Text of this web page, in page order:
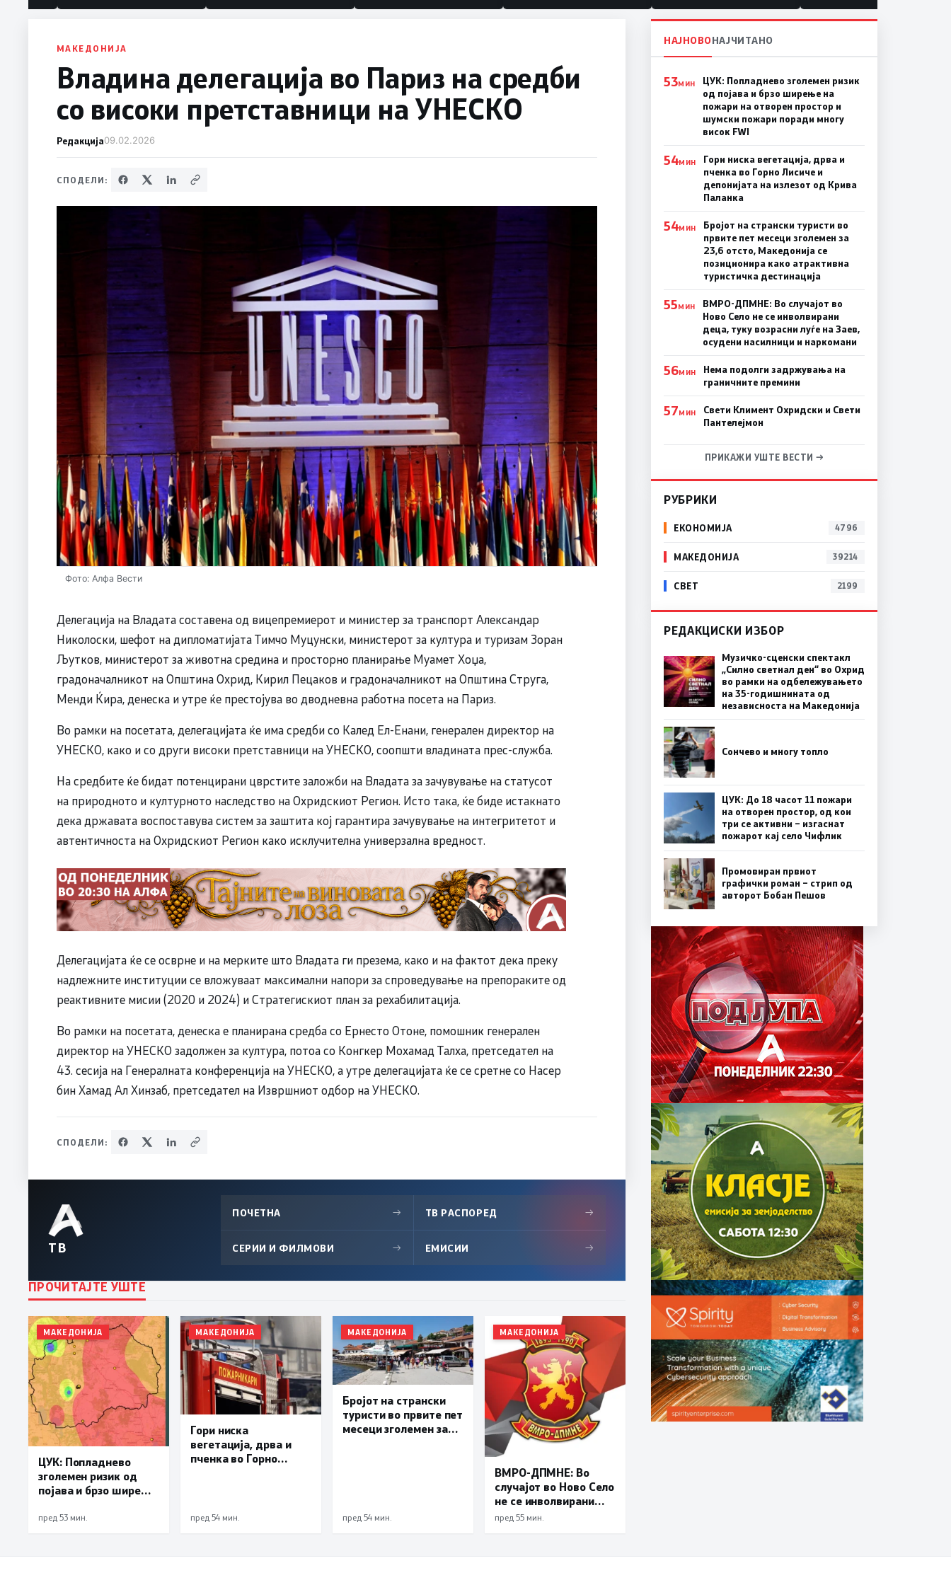
МАКЕДОНИЈА
Владина делегација во Париз на средби
со високи претставници на УНЕСКО
Редакција09.02.2026
СПОДЕЛИ:
Фото: Алфа Вести
Делегација на Владата составена од вицепремиерот и министер за транспорт Александар
Николоски, шефот на дипломатијата Тимчо Муцунски, министерот за култура и туризам Зоран
Љутков, министерот за животна средина и просторно планирање Муамет Хоџа,
градоначалникот на Општина Охрид, Кирил Пецаков и градоначалникот на Општина Струга,
Менди Ќира, денеска и утре ќе престојува во дводневна работна посета на Париз.
Во рамки на посетата, делегацијата ќе има средби со Калед Ел-Енани, генерален директор на
УНЕСКО, како и со други високи претставници на УНЕСКО, соопшти владината прес-служба.
На средбите ќе бидат потенцирани цврстите заложби на Владата за зачувување на статусот
на природното и културното наследство на Охридскиот Регион. Исто така, ќе биде истакнато
дека државата воспоставува систем за заштита кој гарантира зачувување на интегритетот и
автентичноста на Охридскиот Регион како исклучителна универзална вредност.
Делегацијата ќе се осврне и на мерките што Владата ги презема, како и на фактот дека преку
надлежните институции се вложуваат максимални напори за спроведување на препораките од
реактивните мисии (2020 и 2024) и Стратегискиот план за рехабилитација.
Во рамки на посетата, денеска е планирана средба со Ернесто Отоне, помошник генерален
директор на УНЕСКО задолжен за култура, потоа со Конгкер Мохамад Талха, претседател на
43. сесија на Генералната конференција на УНЕСКО, а утре делегацијата ќе се сретне со Насер
бин Хамад Ал Хинзаб, претседател на Извршниот одбор на УНЕСКО.
СПОДЕЛИ:
ТВ
ПОЧЕТНА → ТВ РАСПОРЕД →
СЕРИИ И ФИЛМОВИ → ЕМИСИИ →
ПРОЧИТАЈТЕ УШТЕ
МАКЕДОНИЈА
ЦУК: Попладнево
зголемен ризик од
појава и брзо ширење
простор и шумски
пред 53 мин.
МАКЕДОНИЈА
Гори ниска
вегетација, дрва и
пченка во Горно
пред 54 мин.
МАКЕДОНИЈА
Бројот на странски
туристи во првите пет
месеци зголемен за
дестинација
пред 54 мин.
МАКЕДОНИЈА
ВМРО-ДПМНЕ: Во
случајот во Ново Село
не се инволвирани
деца, туку возрасни
пред 55 мин.
НАЈНОВОНАЈЧИТАНО
53МИН
ЦУК: Попладнево зголемен ризик
од појава и брзо ширење на
пожари на отворен простор и
шумски пожари поради многу
висок FWI
54МИН
Гори ниска вегетација, дрва и
пченка во Горно Лисиче и
депонијата на излезот од Крива
Паланка
54МИН
Бројот на странски туристи во
првите пет месеци зголемен за
23,6 отсто, Македонија се
позиционира како атрактивна
туристичка дестинација
55МИН
ВМРО-ДПМНЕ: Во случајот во
Ново Село не се инволвирани
деца, туку возрасни луѓе на Заев,
осудени насилници и наркомани
56МИН
Нема подолги задржувања на
граничните премини
57МИН
Свети Климент Охридски и Свети
Пантелејмон
ПРИКАЖИ УШТЕ ВЕСТИ →
РУБРИКИ
ЕКОНОМИЈА 4796
МАКЕДОНИЈА 39214
СВЕТ 2199
РЕДАКЦИСКИ ИЗБОР
Музичко-сценски спектакл
„Силно светнал ден“ во Охрид
во рамки на одбележувањето
на 35-годишнината од
независноста на Македонија
Сончево и многу топло
ЦУК: До 18 часот 11 пожари
на отворен простор, од кои
три се активни – изгаснат
пожарот кај село Чифлик
Промовиран првиот
графички роман – стрип од
авторот Бобан Пешов